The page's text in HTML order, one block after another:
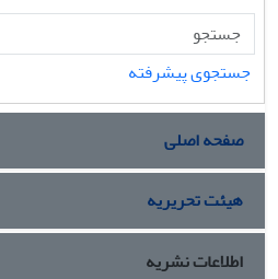
جستجوی پیشرفته
صفحه اصلی
هیئت تحریریه
اطلاعات نشریه